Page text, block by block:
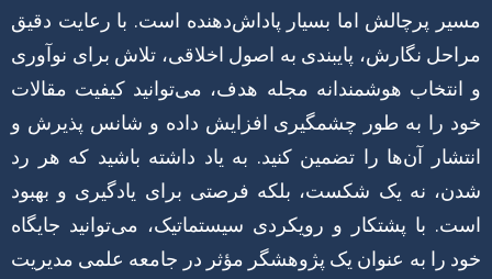
مسیر پرچالش اما بسیار پاداش‌دهنده است. با رعایت دقیق
مراحل نگارش، پایبندی به اصول اخلاقی، تلاش برای نوآوری
و انتخاب هوشمندانه مجله هدف، می‌توانید کیفیت مقالات
خود را به طور چشمگیری افزایش داده و شانس پذیرش و
انتشار آن‌ها را تضمین کنید. به یاد داشته باشید که هر رد
شدن، نه یک شکست، بلکه فرصتی برای یادگیری و بهبود
است. با پشتکار و رویکردی سیستماتیک، می‌توانید جایگاه
خود را به عنوان یک پژوهشگر مؤثر در جامعه علمی مدیریت